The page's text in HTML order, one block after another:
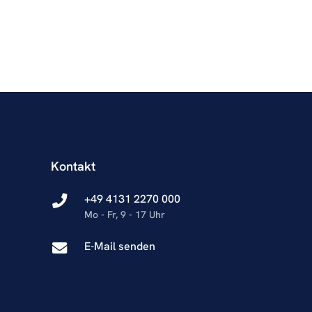
Kontakt
+49 4131 2270 000
Mo - Fr, 9 - 17 Uhr
E-Mail senden